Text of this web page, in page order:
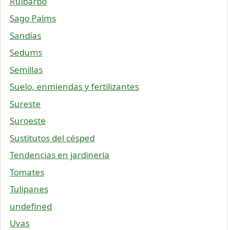
Sago Palms
Sandías
Sedums
Semillas
Suelo, enmiendas y fertilizantes
Sureste
Suroeste
Sustitutos del césped
Tendencias en jardinería
Tomates
Tulipanes
undefined
Uvas